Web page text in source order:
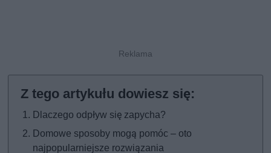
Dlaczego odpływ się zapycha?
Domowe sposoby mogą pomóc – oto
najpopularniejsze rozwiązania